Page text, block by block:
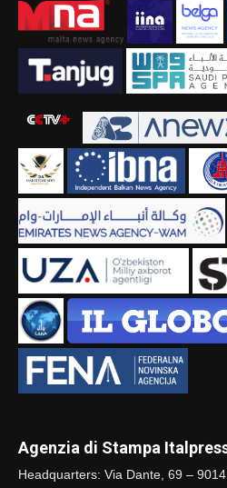
Agenzia di Stampa
Headquarters: Via Dante, 69 –